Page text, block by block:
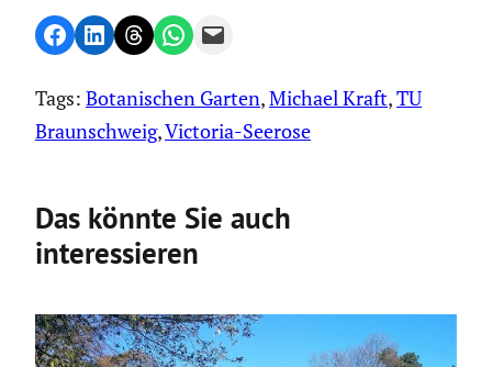
Share on Facebook
Share on LinkedIn
Share on Threads
Share on WhatsApp
Email this Page
Tags: Botanischen Garten, Michael Kraft, TU
Braunschweig, Victoria-Seerose
Das könnte Sie auch
interessieren